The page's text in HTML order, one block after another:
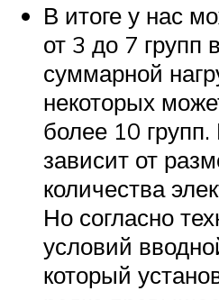
В итоге у нас
от 3 до 7 групп
суммарной
некоторых
более 10
зависит от
количества
Но согласно
условий
который